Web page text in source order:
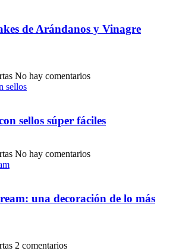
de Arándanos y Vinagre
No hay comentarios
sellos súper fáciles
No hay comentarios
una decoración de lo más
2 comentarios